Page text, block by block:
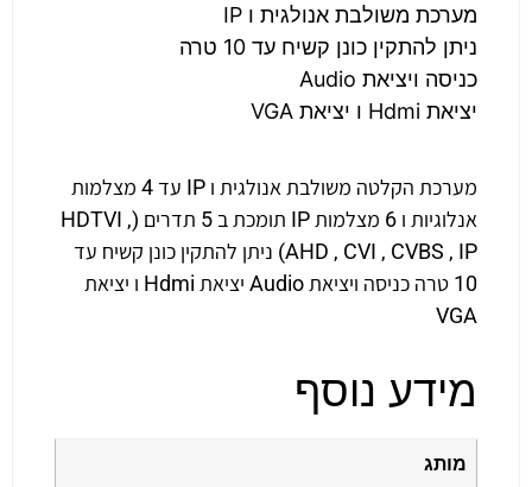
מערכת משולבת אנולגית ו IP
ניתן להתקין כונן קשיח עד 10 טרה
כניסה ויציאת Audio
יציאת Hdmi ו יציאת VGA
מערכת הקלטה משולבת אנולגית ו IP עד 4 מצלמות
אנלוגיות ו 6 מצלמות IP תומכת ב 5 תדרים (HDTVI ,
AHD , CVI , CVBS , IP) ניתן להתקין כונן קשיח עד
10 טרה כניסה ויציאת Audio יציאת Hdmi ו יציאת
VGA
מידע נוסף
מותג